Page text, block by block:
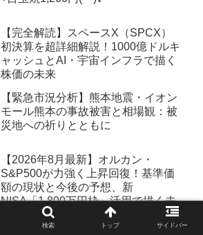
【完全解読】スペースX（SPCX）
初決算を超詳細解説！1000億ドルキ
ャッシュとAI・宇宙インフラで描く
株価の未来
【緊急市況分析】熊本地震・イオン
モール熊本の事故被害と相場観：被
災地への祈りとともに
【2026年8月最新】オルカン・
S&P500が力強く上昇回復！基準価
額の現状と今後の予想、新
NISA「1,800万円枠」活用で描く未
来予想図を徹底解説
検索 トップ サイドバー